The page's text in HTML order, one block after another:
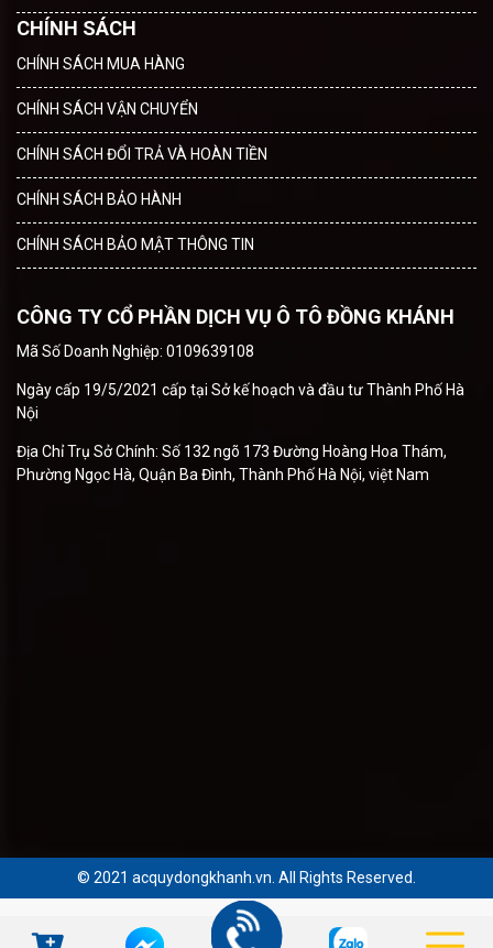
CHÍNH SÁCH
CHÍNH SÁCH MUA HÀNG
CHÍNH SÁCH VẬN CHUYỂN
CHÍNH SÁCH ĐỔI TRẢ VÀ HOÀN TIỀN
CHÍNH SÁCH BẢO HÀNH
CHÍNH SÁCH BẢO MẬT THÔNG TIN
CÔNG TY CỔ PHẦN DỊCH VỤ Ô TÔ ĐỒNG KHÁNH
Mã Số Doanh Nghiệp: 0109639108
Ngày cấp 19/5/2021 cấp tại Sở kế hoạch và đầu tư Thành Phố Hà
Nội
Địa Chỉ Trụ Sở Chính: Số 132 ngõ 173 Đường Hoàng Hoa Thám,
Phường Ngọc Hà, Quận Ba Đình, Thành Phố Hà Nội, việt Nam
© 2021 acquydongkhanh.vn. All Rights Reserved.